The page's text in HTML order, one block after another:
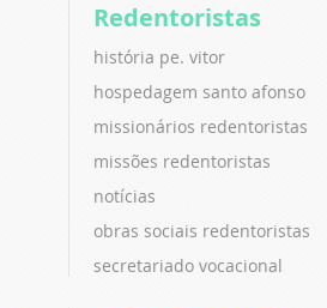
Redentoristas
história pe. vitor
hospedagem santo afonso
missionários redentoristas
missões redentoristas
notícias
obras sociais redentoristas
secretariado vocacional